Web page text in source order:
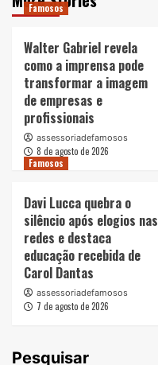
Famosos
Walter Gabriel revela
como a imprensa pode
transformar a imagem
de empresas e
profissionais
assessoriadefamosos
8 de agosto de 2026
Famosos
Davi Lucca quebra o
silêncio após elogios nas
redes e destaca
educação recebida de
Carol Dantas
assessoriadefamosos
7 de agosto de 2026
Pesquisar